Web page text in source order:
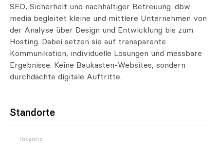
SEO, Sicherheit und nachhaltiger Betreuung. dbw
media begleitet kleine und mittlere Unternehmen von
der Analyse über Design und Entwicklung bis zum
Hosting. Dabei setzen sie auf transparente
Kommunikation, individuelle Lösungen und messbare
Ergebnisse. Keine Baukasten-Websites, sondern
durchdachte digitale Auftritte.
Standorte
Hauptsitz